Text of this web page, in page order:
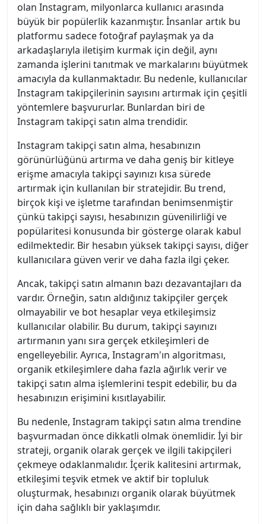
olan Instagram, milyonlarca kullanıcı arasında
büyük bir popülerlik kazanmıştır. İnsanlar artık bu
platformu sadece fotoğraf paylaşmak ya da
arkadaşlarıyla iletişim kurmak için değil, aynı
zamanda işlerini tanıtmak ve markalarını büyütmek
amacıyla da kullanmaktadır. Bu nedenle, kullanıcılar
Instagram takipçilerinin sayısını artırmak için çeşitli
yöntemlere başvururlar. Bunlardan biri de
Instagram takipçi satın alma trendidir.
Instagram takipçi satın alma, hesabınızın
görünürlüğünü artırma ve daha geniş bir kitleye
erişme amacıyla takipçi sayınızı kısa sürede
artırmak için kullanılan bir stratejidir. Bu trend,
birçok kişi ve işletme tarafından benimsenmiştir
çünkü takipçi sayısı, hesabınızın güvenilirliği ve
popülaritesi konusunda bir gösterge olarak kabul
edilmektedir. Bir hesabın yüksek takipçi sayısı, diğer
kullanıcılara güven verir ve daha fazla ilgi çeker.
Ancak, takipçi satın almanın bazı dezavantajları da
vardır. Örneğin, satın aldığınız takipçiler gerçek
olmayabilir ve bot hesaplar veya etkileşimsiz
kullanıcılar olabilir. Bu durum, takipçi sayınızı
artırmanın yanı sıra gerçek etkileşimleri de
engelleyebilir. Ayrıca, Instagram'ın algoritması,
organik etkileşimlere daha fazla ağırlık verir ve
takipçi satın alma işlemlerini tespit edebilir, bu da
hesabınızın erişimini kısıtlayabilir.
Bu nedenle, Instagram takipçi satın alma trendine
başvurmadan önce dikkatli olmak önemlidir. İyi bir
strateji, organik olarak gerçek ve ilgili takipçileri
çekmeye odaklanmalıdır. İçerik kalitesini artırmak,
etkileşimi teşvik etmek ve aktif bir topluluk
oluşturmak, hesabınızı organik olarak büyütmek
için daha sağlıklı bir yaklaşımdır.